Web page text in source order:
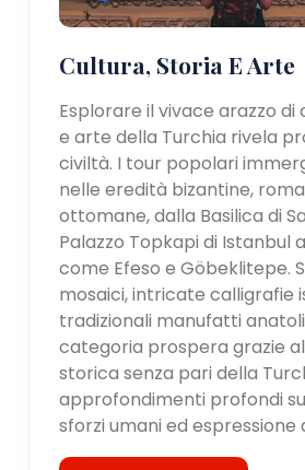
Cultura, Storia E Arte
Esplorare il vivace arazzo di
e arte della Turchia rivela
civiltà. I tour popolari
nelle eredità bizantine,
ottomane, dalla Basilica di
Palazzo Topkapi di Istanbul
come Efeso e Göbeklitepe.
mosaici, intricate calligrafie
tradizionali manufatti
categoria prospera grazie
storica senza pari della
approfondimenti profondi
sforzi umani ed espressione